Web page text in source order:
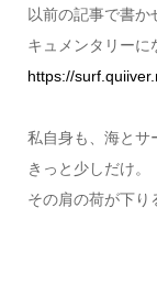
以前の記事で書か
キュメンタリーに
https://
私自身も、海とサ
きっと少しだけ。
その肩の荷が下り